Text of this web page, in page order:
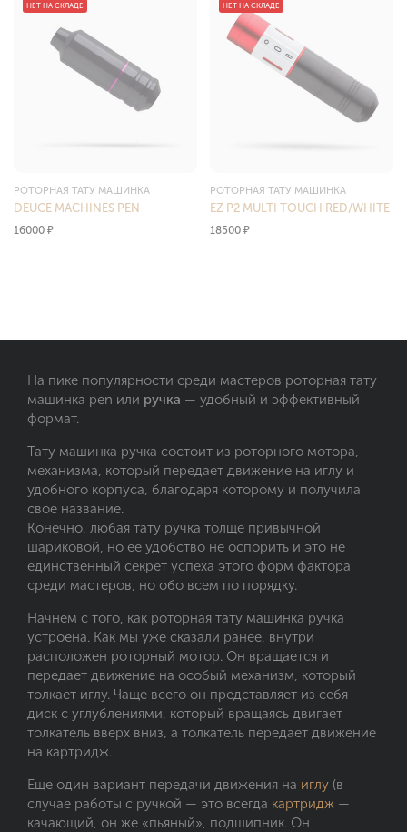
РОТОРНАЯ ТАТУ МАШИНКА
DEUCE MACHINES PEN
16000 ₽
НЕТ НА СКЛАДЕ
РОТОРНАЯ ТАТУ МАШИНКА
EZ P2 MULTI TOUCH RED/WHITE
18500 ₽
НЕТ НА СКЛАДЕ
На пике популярности среди мастеров роторная тату
машинка pen или ручка — удобный и эффективный
формат.
Тату машинка ручка состоит из роторного мотора,
механизма, который передает движение на иглу и
удобного корпуса, благодаря которому и получила
свое название.
Конечно, любая тату ручка толще привычной
шариковой, но ее удобство не оспорить и это не
единственный секрет успеха этого форм фактора
среди мастеров, но обо всем по порядку.
Начнем с того, как роторная тату машинка ручка
устроена. Как мы уже сказали ранее, внутри
расположен роторный мотор. Он вращается и
передает движение на особый механизм, который
толкает иглу. Чаще всего он представляет из себя
диск с углублениями, который вращаясь двигает
толкатель вверх вниз, а толкатель передает движение
на картридж.
Еще один вариант передачи движения на иглу (в
случае работы с ручкой — это всегда картридж —
качающий, он же «пьяный», подшипник. Он